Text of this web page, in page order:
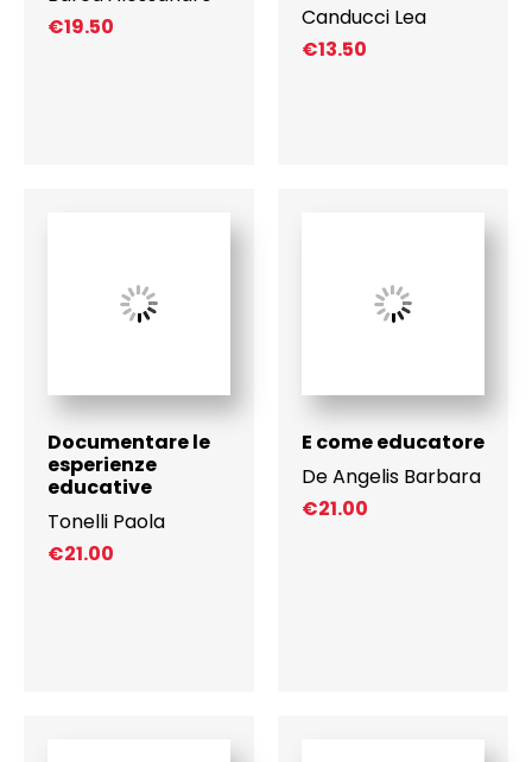
€19.50
Canducci Lea
€13.50
Documentare le
esperienze
educative
Tonelli Paola
€21.00
E come educatore
De Angelis Barbara
€21.00